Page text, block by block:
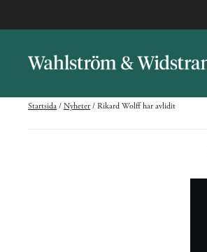
Startsida / Nyheter / Rikard Wolff har avlidit